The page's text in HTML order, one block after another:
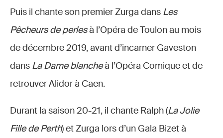
Puis il chante son premier Zurga dans Les
Pêcheurs de perlesà l’Opéra de Toulon au mois
de décembre 2019, avant d’incarner Gaveston
dans La Dame blancheà l’Opéra Comique et de
retrouver Alidor à Caen.
Durant la saison 20-21, il chante Ralph (La Jolie
Fille de Perth) et Zurga lors d’un Gala Bizet à